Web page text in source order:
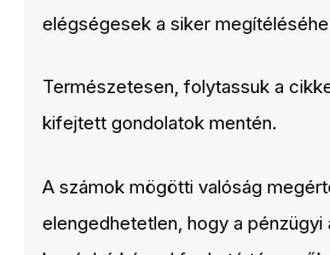
elégségesek a siker
Természetesen, folytassuk a
kifejtett gondolatok mentén.
A számok mögötti valóság
elengedhetetlen, hogy a pénzügyi